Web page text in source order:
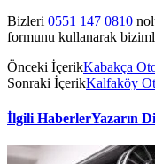
Bizleri 0551 147 0810
formunu kullanarak
Önceki İçerikKabakça
Sonraki İçerikKalfaköy
İlgili HaberlerYazarın